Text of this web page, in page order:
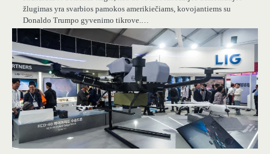
žlugimas yra svarbios pamokos amerikiečiams, kovojantiems su
Donaldo Trumpo gyvenimo tikrove.…